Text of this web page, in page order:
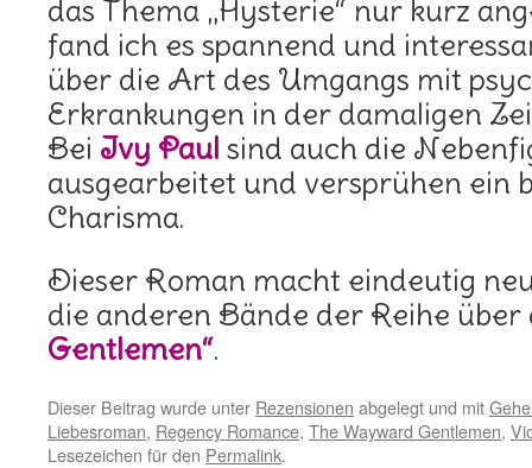
das Thema „Hysterie“ nur kurz
fand ich es spannend und
über die Art des Umgangs mit
Erkrankungen in der damaligen
Bei Ivy Paul sind auch die
ausgearbeitet und versprühen ein
Charisma.
Dieser Roman macht eindeutig
die anderen Bände der Reihe
Gentlemen“.
Dieser Beitrag wurde unter Rezensionen abgelegt und mit
Liebesroman, Regency Romance, The Wayward Gentlemen,
Lesezeichen für den Permalink.